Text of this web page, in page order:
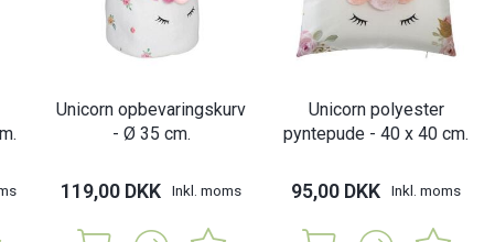
Unicorn opbevaringskurv
- Ø 35 cm.
119,00 DKK Inkl. moms
Unicorn polyester
pyntepude - 40 x 40 cm.
95,00 DKK Inkl. moms